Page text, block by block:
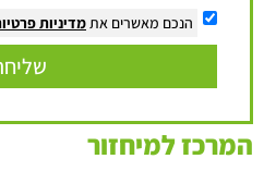
הנכם מאשרים אתמדיניות
המרכז למיחזור